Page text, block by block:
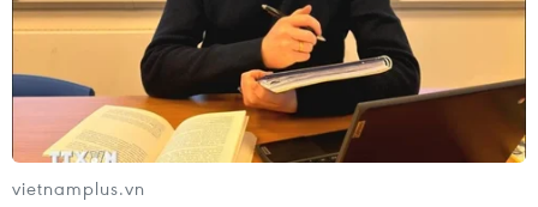
vietnamplus.vn